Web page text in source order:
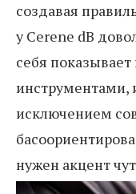
создавая
у Cerene dB
себя
инструментами,
исключением
нужен акцент